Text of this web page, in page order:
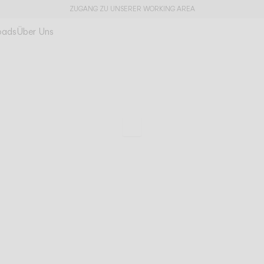
ZUGANG ZU UNSERER WORKING AREA
Über Uns